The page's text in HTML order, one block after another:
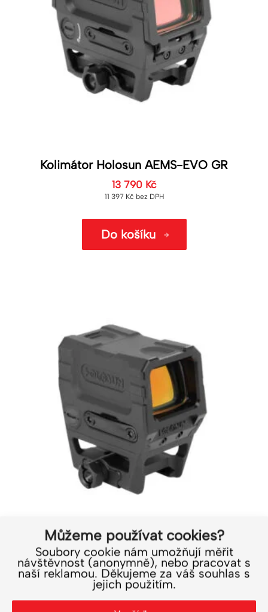
Můžeme používat cookies?
Soubory cookie nám umožňují měřit
návštěvnost (anonymně), nebo pracovat s
naší reklamou. Děkujeme za váš souhlas s
jejich použitím.
Kolimátor Holosun AEMS-EVO GR
13 790 Kč
11 397 Kč bez DPH
Do košíku
Kolimátor Holosun AEMS CORE X2 GR
10 590Kč
8 752 Kčbez DPH